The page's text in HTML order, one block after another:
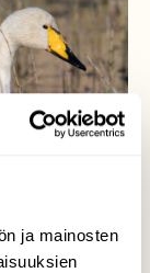
ja mainosten